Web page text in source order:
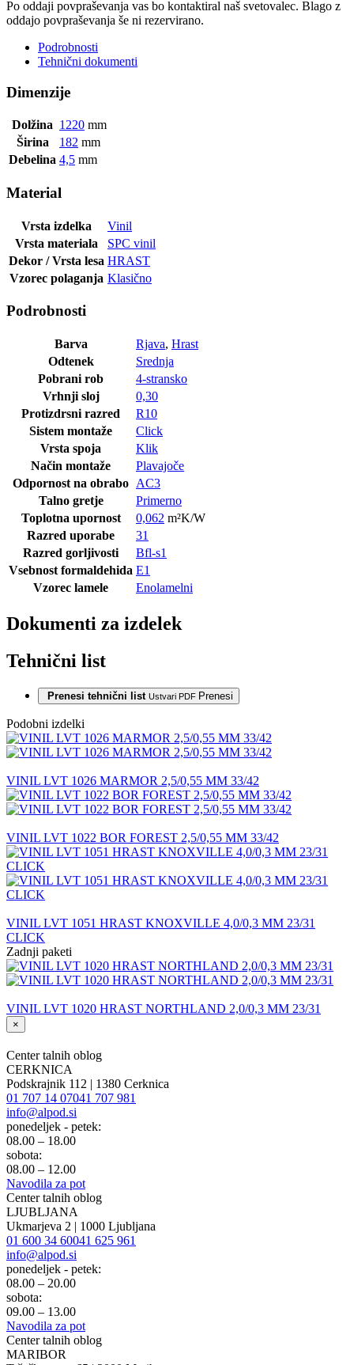
Po oddaji povpraševanja vas bo kontaktiral naš svetovalec. Blago z
oddajo povpraševanja še ni rezervirano.
Podrobnosti
Tehnični dokumenti
Dimenzije
Dolžina 1220 mm
Širina
182 mm
Debelina 4,5 mm
Material
Vrsta izdelka
Vinil
Vrsta materiala
SPC vinil
Dekor / Vrsta lesa HRAST
Vzorec polaganja Klasično
Podrobnosti
Barva Rjava, Hrast
Odtenek
Srednja
Pobrani rob
4-stransko
Vrhnji sloj
0,30
Protizdrsni razred
R10
Sistem montaže
Click
Vrsta spoja
Klik
Način montaže
Plavajoče
Odpornost na obrabo AC3
Talno gretje
Primerno
Toplotna upornost
0,062 m²K/W
Razred uporabe
31
Razred gorljivosti
Bfl-s1
Vsebnost formaldehida E1
Vzorec lamele
Enolamelni
Dokumenti za izdelek
Tehnični list
Prenesi tehnični list Ustvari PDF Prenesi
Podobni izdelki
VINIL LVT 1026 MARMOR 2,5/0,55 MM 33/42
VINIL LVT 1022 BOR FOREST 2,5/0,55 MM 33/42
VINIL LVT 1051 HRAST KNOXVILLE 4,0/0,3 MM 23/31
CLICK
Zadnji paketi
VINIL LVT 1020 HRAST NORTHLAND 2,0/0,3 MM 23/31
×
Center talnih oblog
CERKNICA
Podskrajnik 112 | 1380 Cerknica
01 707 14 07041 707 981
info@alpod.si
ponedeljek - petek:
08.00 – 18.00
sobota:
08.00 – 12.00
Navodila za pot
Center talnih oblog
LJUBLJANA
Ukmarjeva 2 | 1000 Ljubljana
01 600 34 60041 625 961
info@alpod.si
ponedeljek - petek:
08.00 – 20.00
sobota:
09.00 – 13.00
Navodila za pot
Center talnih oblog
MARIBOR